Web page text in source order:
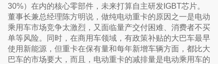
30%）在内的核心零部件，未来打算自主研发IGBT芯片。
董事长兼总经理陈方明说，做纯电动重卡的原因之一是电动
乘用车市场竞争太激烈，又面临量产交付困难、消费者不买
单等风险。同时，在商用车领域，有政策补贴的大巴车最早
使用新能源，但重卡在保有量和每年新增车辆方面，都比大
巴车的市场要大，而且，电动重卡的减排量是电动乘用车的